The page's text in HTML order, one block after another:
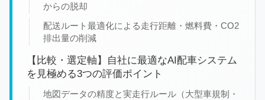
からの脱却
配送ルート最適化による走行距離・燃料費・CO2
排出量の削減
【比較・選定軸】自社に最適なAI配車システム
を見極める3つの評価ポイント
地図データの精度と実走行ルール（大型車規制・